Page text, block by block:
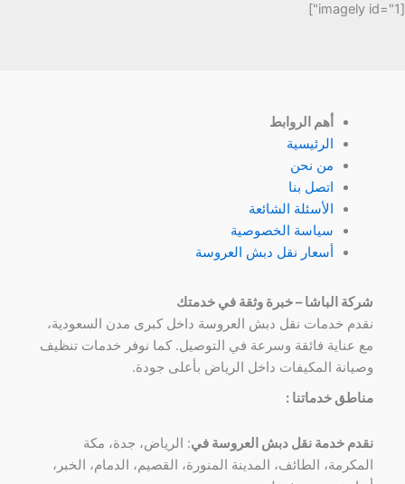
[imagely id="1"]
أهم الروابط
الرئيسية
من نحن
اتصل بنا
الأسئلة الشائعة
سياسة الخصوصية
أسعار نقل دبش العروسة
شركة الباشا – خبرة وثقة في خدمتك
نقدم خدمات نقل دبش العروسة داخل كبرى مدن السعودية،
مع عناية فائقة وسرعة في التوصيل. كما نوفر خدمات تنظيف
وصيانة المكيفات داخل الرياض بأعلى جودة.
مناطق خدماتنا :
نقدم خدمة نقل دبش العروسة في: الرياض، جدة، مكة
المكرمة، الطائف، المدينة المنورة، القصيم، الدمام، الخبر،